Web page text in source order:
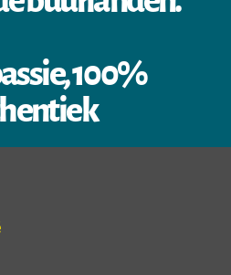
100%